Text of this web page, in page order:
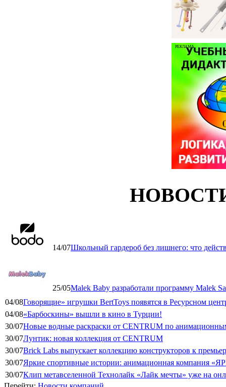
РЕКЛАМА
14/07Школьный гардероб без лишнего: что
25/05Malek Baby разработали программу Malek
04/08Говорящие» игрушки BertToys появятся в Ресурсном
04/08«Барбоскины» вышли в кино в Турции!
30/07Новые водные раскраски от CENTRUM по
30/07Лунтик: новая коллекция от CENTRUM
30/07Brick Labs выпускает коллекцию конструкторов к
30/07Яркие спортивные истории: анимационная компания
30/07Клип метавселенной Технолайк «Лайк мечты» уже на